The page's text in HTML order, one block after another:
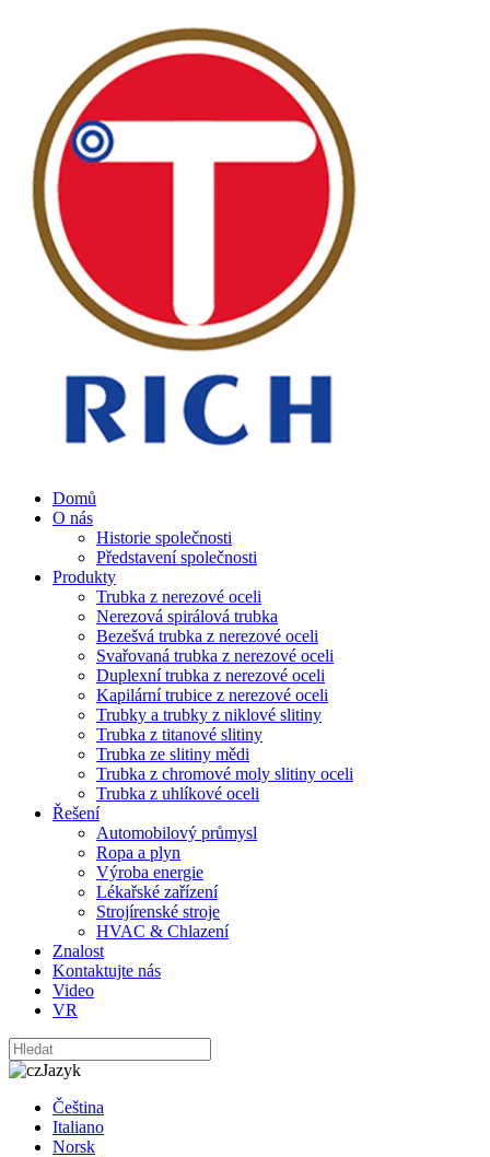
Domů
O nás
Historie společnosti
Představení společnosti
Produkty
Trubka z nerezové oceli
Nerezová spirálová trubka
Bezešvá trubka z nerezové oceli
Svařovaná trubka z nerezové oceli
Duplexní trubka z nerezové oceli
Kapilární trubice z nerezové oceli
Trubky a trubky z niklové slitiny
Trubka z titanové slitiny
Trubka ze slitiny mědi
Trubka z chromové moly slitiny oceli
Trubka z uhlíkové oceli
Řešení
Automobilový průmysl
Ropa a plyn
Výroba energie
Lékařské zařízení
Strojírenské stroje
HVAC & Chlazení
Znalost
Kontaktujte nás
Video
VR
Jazyk
Čeština
Italiano
Norsk